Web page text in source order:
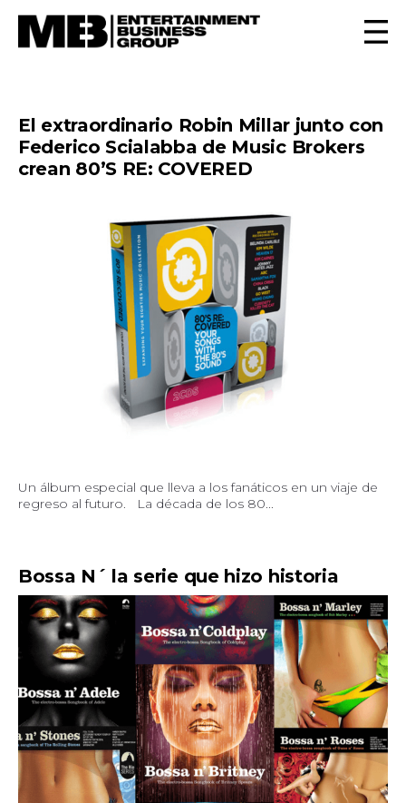
El extraordinario Robin Millar junto con
Federico Scialabba de Music Brokers
crean 80’S RE: COVERED
Un álbum especial que lleva a los fanáticos en un viaje de
regreso al futuro. La década de los 80...
Bossa N´ la serie que hizo historia